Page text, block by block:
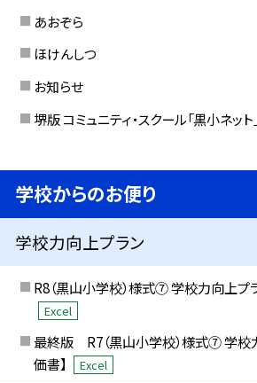
あおぞら
ほけんしつ
お知らせ
堺版 コミュニティ・スクール「黒小ネット
学校からのお便り
学校力向上プラン
R8（黒山小学校）様式⑦ 学校力向上プ
Excel
最終版 R7（黒山小学校）様式⑦ 学校
価書】
Excel